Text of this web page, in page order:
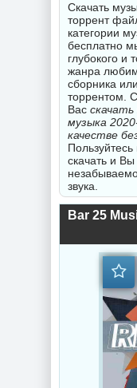
Скачать
торрент
категории
бесплатно
глубокого и
жанра
сборника
торрентом.
Вас скачать
музыка
качестве
скачать и
звука.